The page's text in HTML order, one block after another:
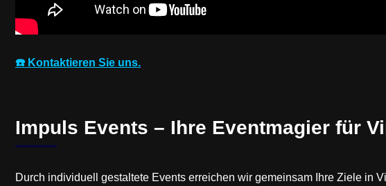
☎️ Kontaktieren Sie uns.
Impuls Events – Ihre Eventmagier für
Durch individuell gestaltete Events erreichen wir gemeinsam Ihre Ziele in